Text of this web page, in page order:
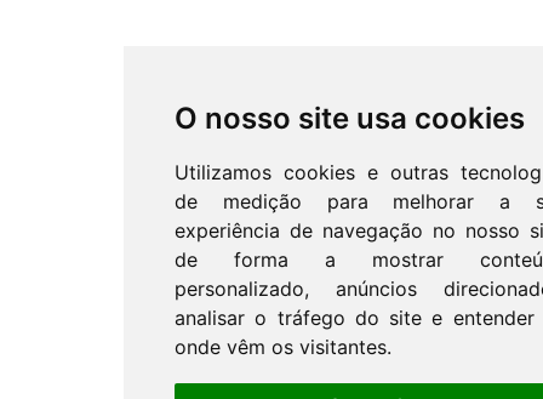
O nosso site usa cookies
Utilizamos cookies e outras
de medição para melhorar a
experiência de navegação no nosso
de forma a mostrar
personalizado, anúncios
analisar o tráfego do site e entender
onde vêm os visitantes.